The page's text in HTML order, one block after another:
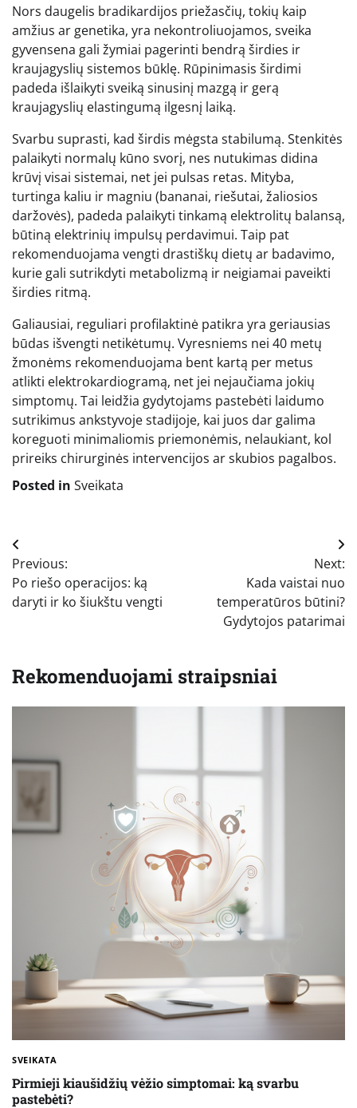
Nors daugelis bradikardijos priežasčių, tokių kaip
amžius ar genetika, yra nekontroliuojamos, sveika
gyvensena gali žymiai pagerinti bendrą širdies ir
kraujagyslių sistemos būklę. Rūpinimasis širdimi
padeda išlaikyti sveiką sinusinį mazgą ir gerą
kraujagyslių elastingumą ilgesnį laiką.
Svarbu suprasti, kad širdis mėgsta stabilumą. Stenkitės
palaikyti normalų kūno svorį, nes nutukimas didina
krūvį visai sistemai, net jei pulsas retas. Mityba,
turtinga kaliu ir magniu (bananai, riešutai, žaliosios
daržovės), padeda palaikyti tinkamą elektrolitų balansą,
būtiną elektrinių impulsų perdavimui. Taip pat
rekomenduojama vengti drastiškų dietų ar badavimo,
kurie gali sutrikdyti metabolizmą ir neigiamai paveikti
širdies ritmą.
Galiausiai, reguliari profilaktinė patikra yra geriausias
būdas išvengti netikėtumų. Vyresniems nei 40 metų
žmonėms rekomenduojama bent kartą per metus
atlikti elektrokardiogramą, net jei nejaučiama jokių
simptomų. Tai leidžia gydytojams pastebėti laidumo
sutrikimus ankstyvoje stadijoje, kai juos dar galima
koreguoti minimaliomis priemonėmis, nelaukiant, kol
prireiks chirurginės intervencijos ar skubios pagalbos.
Posted in Sveikata
Navigacija
tarp
įrašų
Previous:
Po riešo operacijos: ką
daryti ir ko šiukštu vengti
Next:
Kada vaistai nuo
temperatūros būtini?
Gydytojos patarimai
Rekomenduojami straipsniai
SVEIKATA
Pirmieji kiaušidžių vėžio simptomai: ką svarbu
pastebėti?